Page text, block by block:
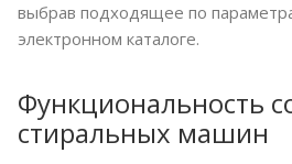
выбрав подходящее по
электронном каталоге.
Функциональность
стиральных машин